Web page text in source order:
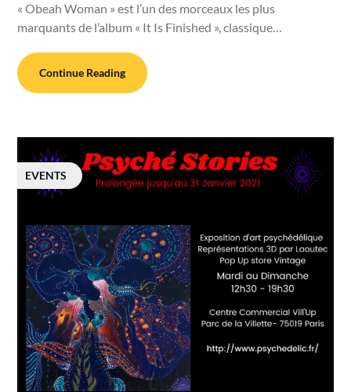
« Obeah Woman » est l’un des morceaux les plus
marquants de l’album « It Is Finished », classique…
Continue Reading
EVENTS